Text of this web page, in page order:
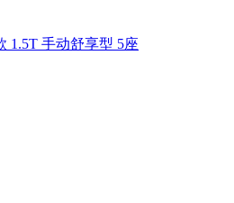
1.5T 手动舒享型 5座